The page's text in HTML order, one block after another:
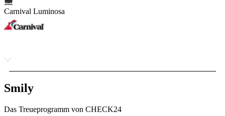
Carnival Luminosa
Smily
Das Treueprogramm von CHECK24